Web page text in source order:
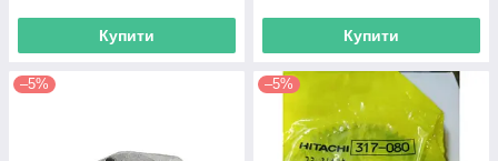
Купити Купити
–5% –5%